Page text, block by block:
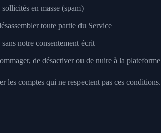
en masse (spam)
toute partie du Service
notre consentement écrit
de désactiver ou de nuire à la plateforme
les comptes qui ne respectent pas ces conditions.